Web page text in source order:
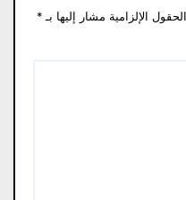
الحقول الإلزامية مشار إليها بـ *